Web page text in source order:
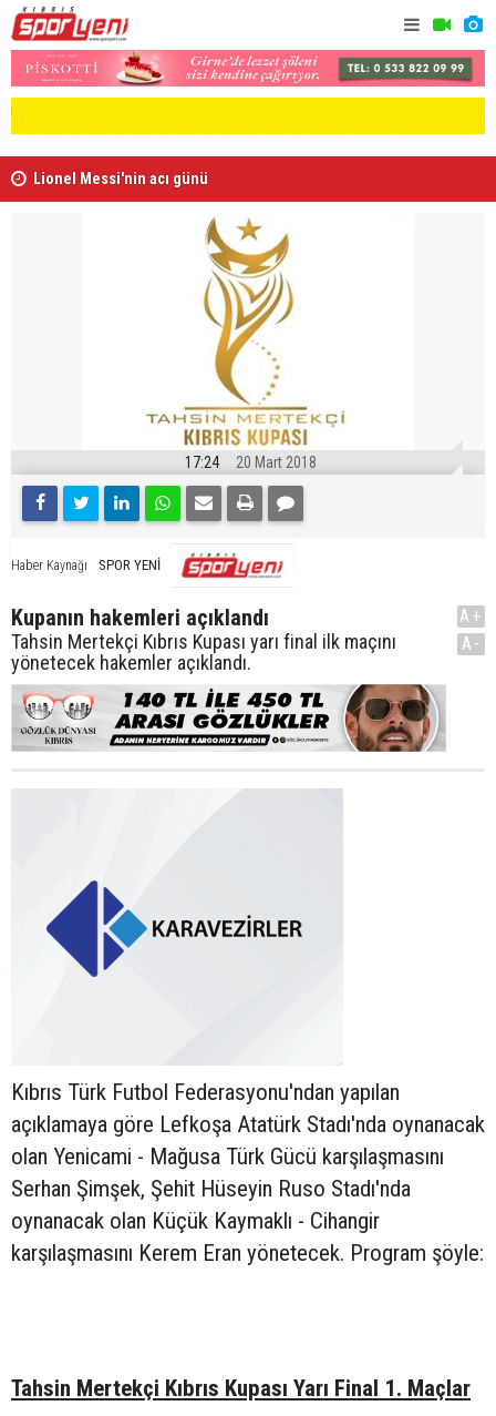
Lionel Messi'nin acı günü
17:24 20 Mart 2018
Haber Kaynağı SPOR YENİ
Kupanın hakemleri açıklandı
Tahsin Mertekçi Kıbrıs Kupası yarı final ilk maçını
yönetecek hakemler açıklandı.
A+
A-
Kıbrıs Türk Futbol Federasyonu'ndan yapılan
açıklamaya göre Lefkoşa Atatürk Stadı'nda oynanacak
olan Yenicami - Mağusa Türk Gücü karşılaşmasını
Serhan Şimşek, Şehit Hüseyin Ruso Stadı'nda
oynanacak olan Küçük Kaymaklı - Cihangir
karşılaşmasını Kerem Eran yönetecek. Program şöyle:
Tahsin Mertekçi Kıbrıs Kupası Yarı Final 1. Maçlar